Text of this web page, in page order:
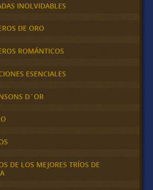
INOLVIDABLES
DE ORO
ROMÁNTICOS
ESENCIALES
D´OR
DE LOS MEJORES TRÍOS DE